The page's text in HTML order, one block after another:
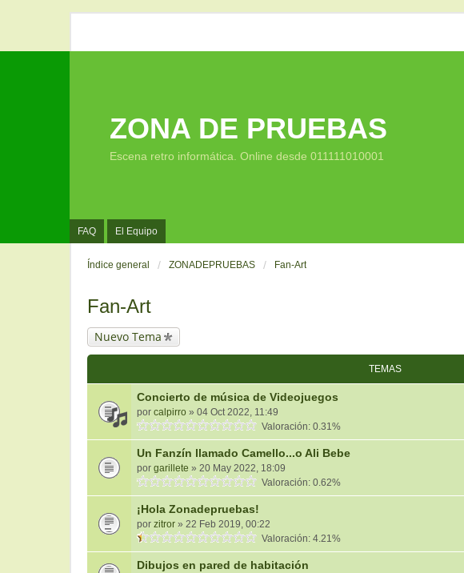
FAQ El Equipo
ZONA DE PRUEBAS
Escena retro informática. Online desde 011111010001
Índice general ZONADEPRUEBAS Fan-Art
Fan-Art
Nuevo Tema
TEMAS
Concierto de música de Videojuegos
por calpirro » 04 Oct 2022, 11:49
Valoración: 0.31%
Un Fanzín llamado Camello...o Ali Bebe
por garillete » 20 May 2022, 18:09
Valoración: 0.62%
¡Hola Zonadepruebas!
por zitror » 22 Feb 2019, 00:22
Valoración: 4.21%
Dibujos en pared de habitación